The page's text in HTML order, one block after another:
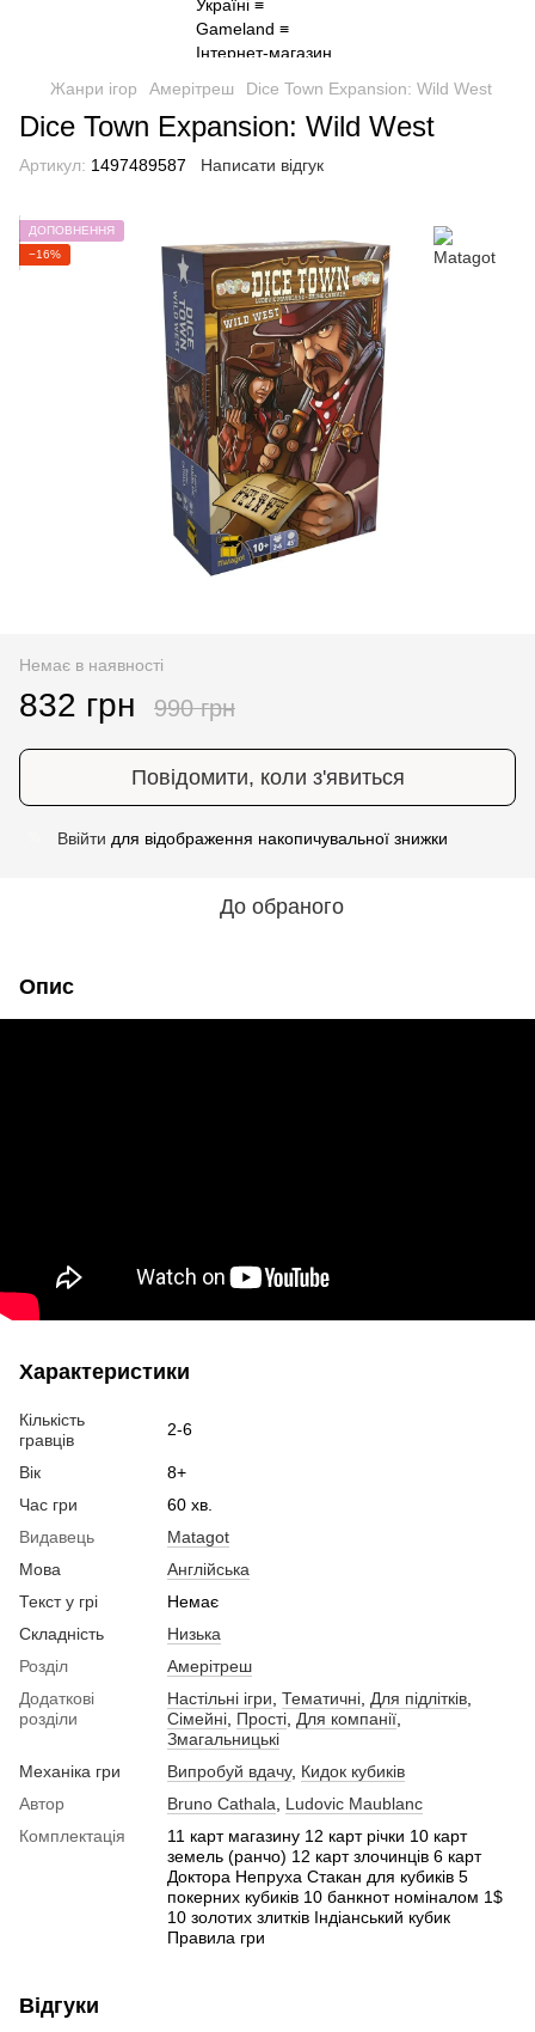
Жанри ігор Амерітреш Dice Town Expansion: Wild West
Dice Town Expansion: Wild West
Артикул: 1497489587 Написати відгук
ДОПОВНЕННЯ
−16%
Немає в наявності
832 грн 990 грн
Повідомити, коли з'явиться
Ввійти для відображення накопичувальної знижки
До обраного
Опис
Характеристики
Кількість
гравців
2-6
Вік
8+
Час гри
60 хв.
Видавець
Matagot
Мова
Англійська
Текст у грі
Немає
Складність
Низька
Розділ
Амерітреш
Додаткові
розділи
Настільні ігри Тематичні Для підлітків
Сімейні Прості Для компанії
Змагальницькі
Механіка гри
Випробуй вдачу, Кидок кубиків
Автор
Bruno Cathala
Ludovic Maublanc
Комплектація
11 карт магазину 12 карт річки 10 карт
земель (ранчо) 12 карт злочинців 6 карт
Доктора Непруха Стакан для кубиків 5
покерних кубиків 10 банкнот номіналом 1$
10 золотих злитків Індіанський кубик
Правила гри
Відгуки